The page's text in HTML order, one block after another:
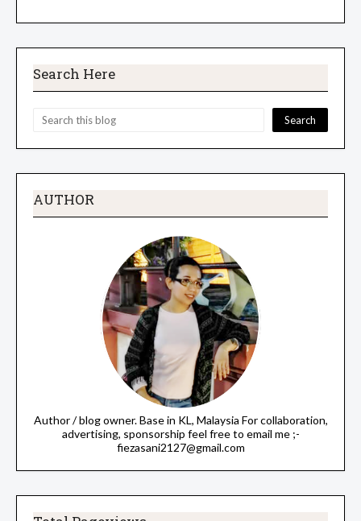
Search Here
AUTHOR
Author / blog owner. Base in KL, Malaysia For collaboration,
advertising, sponsorship feel free to email me ;-
fiezasani2127@gmail.com